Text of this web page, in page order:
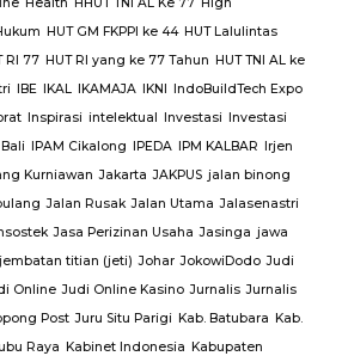
HUT GM FKPPI ke 44 HUT Lalulintas
RI 77 HUT RI yang ke 77 Tahun HUT TNI AL ke
IBE IKAL IKAMAJA IKNI IndoBuildTech Expo
Inspirasi intelektual Investasi Investasi
IPAM Cikalong IPEDA IPM KALBAR Irjen
Kurniawan Jakarta JAKPUS jalan binong
Jalan Rusak Jalan Utama Jalasenastri
Jasa Perizinan Usaha Jasinga jawa
jembatan titian (jeti) Johar JokowiDodo Judi
Online Judi Online Kasino Jurnalis Jurnalis
Post Juru Situ Parigi Kab. Batubara Kab.
Raya Kabinet Indonesia Kabupaten